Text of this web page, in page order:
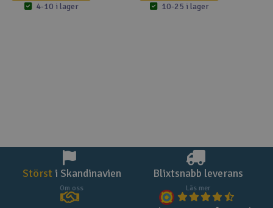
4-10 i lager 10-25 i lager
Störst i Skandinavien
Om oss
Blixtsnabb leverans
Läs mer